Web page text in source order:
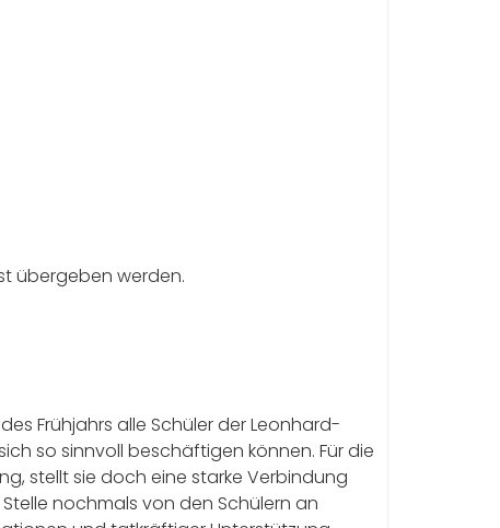
übergeben werden.
Frühjahrs alle Schüler der Leonhard-
so sinnvoll beschäftigen können. Für die
stellt sie doch eine starke Verbindung
nochmals von den Schülern an